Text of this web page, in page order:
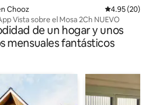
Chooz Calificación
4.95 (20)
La Casa Treinta App Vista sobre el Mosa 2Ch NUEVO
de un hogar y unos
mensuales fantásticos